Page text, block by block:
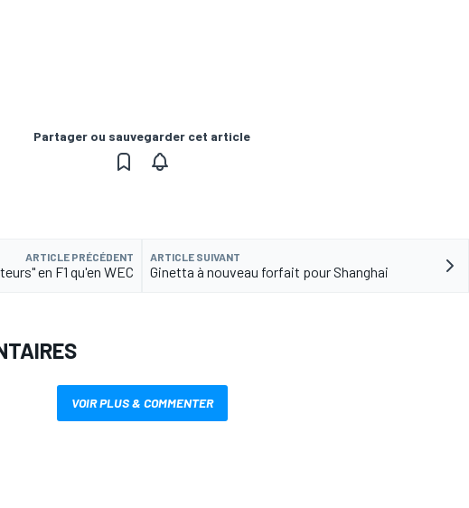
Partager ou sauvegarder cet article
ARTICLE PRÉCÉDENT
en F1 qu'en WEC
ARTICLE SUIVANT
Ginetta à nouveau forfait pour Shanghai
VOIR PLUS & COMMENTER